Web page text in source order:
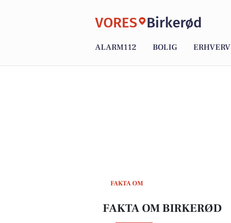
VORES Birkerød
ALARM112 BOLIG ERHVERV
FAKTA OM
FAKTA OM BIRKERØD